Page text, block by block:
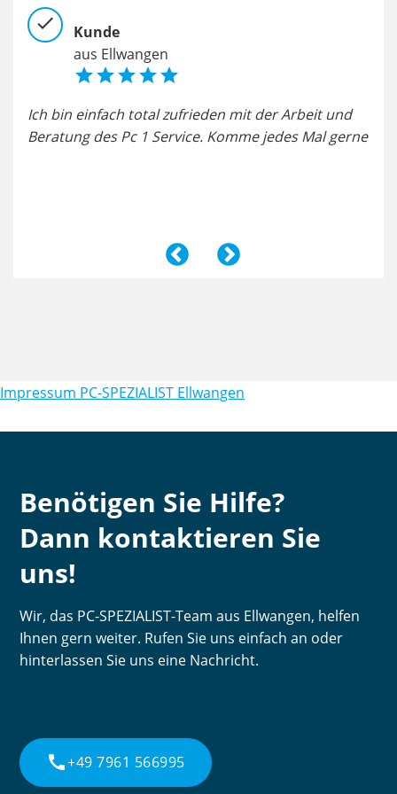
check
Kunde
aus Ellwangen

Ich bin einfach total zufrieden mit der Arbeit und
Beratung des Pc 1 Service. Komme jedes Mal gerne
Impressum PC-SPEZIALIST Ellwangen
Benötigen Sie Hilfe?
Dann kontaktieren Sie
uns!
Wir, das PC-SPEZIALIST-Team aus Ellwangen, helfen
Ihnen gern weiter. Rufen Sie uns einfach an oder
hinterlassen Sie uns eine Nachricht.
call+49 7961 566995